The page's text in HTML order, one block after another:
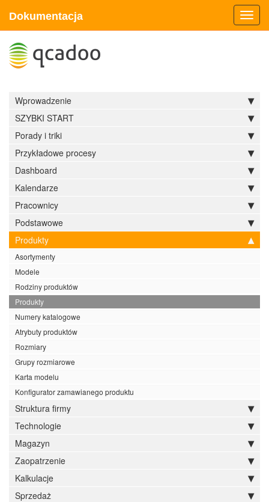
Dokumentacja
Wprowadzenie
SZYBKI START
Porady i triki
Przykładowe procesy
Dashboard
Kalendarze
Pracownicy
Podstawowe
Produkty
Asortymenty
Modele
Rodziny produktów
Produkty
Numery katalogowe
Atrybuty produktów
Rozmiary
Grupy rozmiarowe
Karta modelu
Konfigurator zamawianego produktu
Struktura firmy
Technologie
Magazyn
Zaopatrzenie
Kalkulacje
Sprzedaż